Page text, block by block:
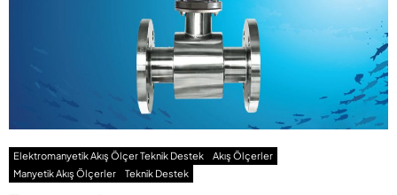
Elektromanyetik Akış Ölçer Teknik Destek
Akış Ölçerler
Manyetik Akış Ölçerler
Teknik Destek